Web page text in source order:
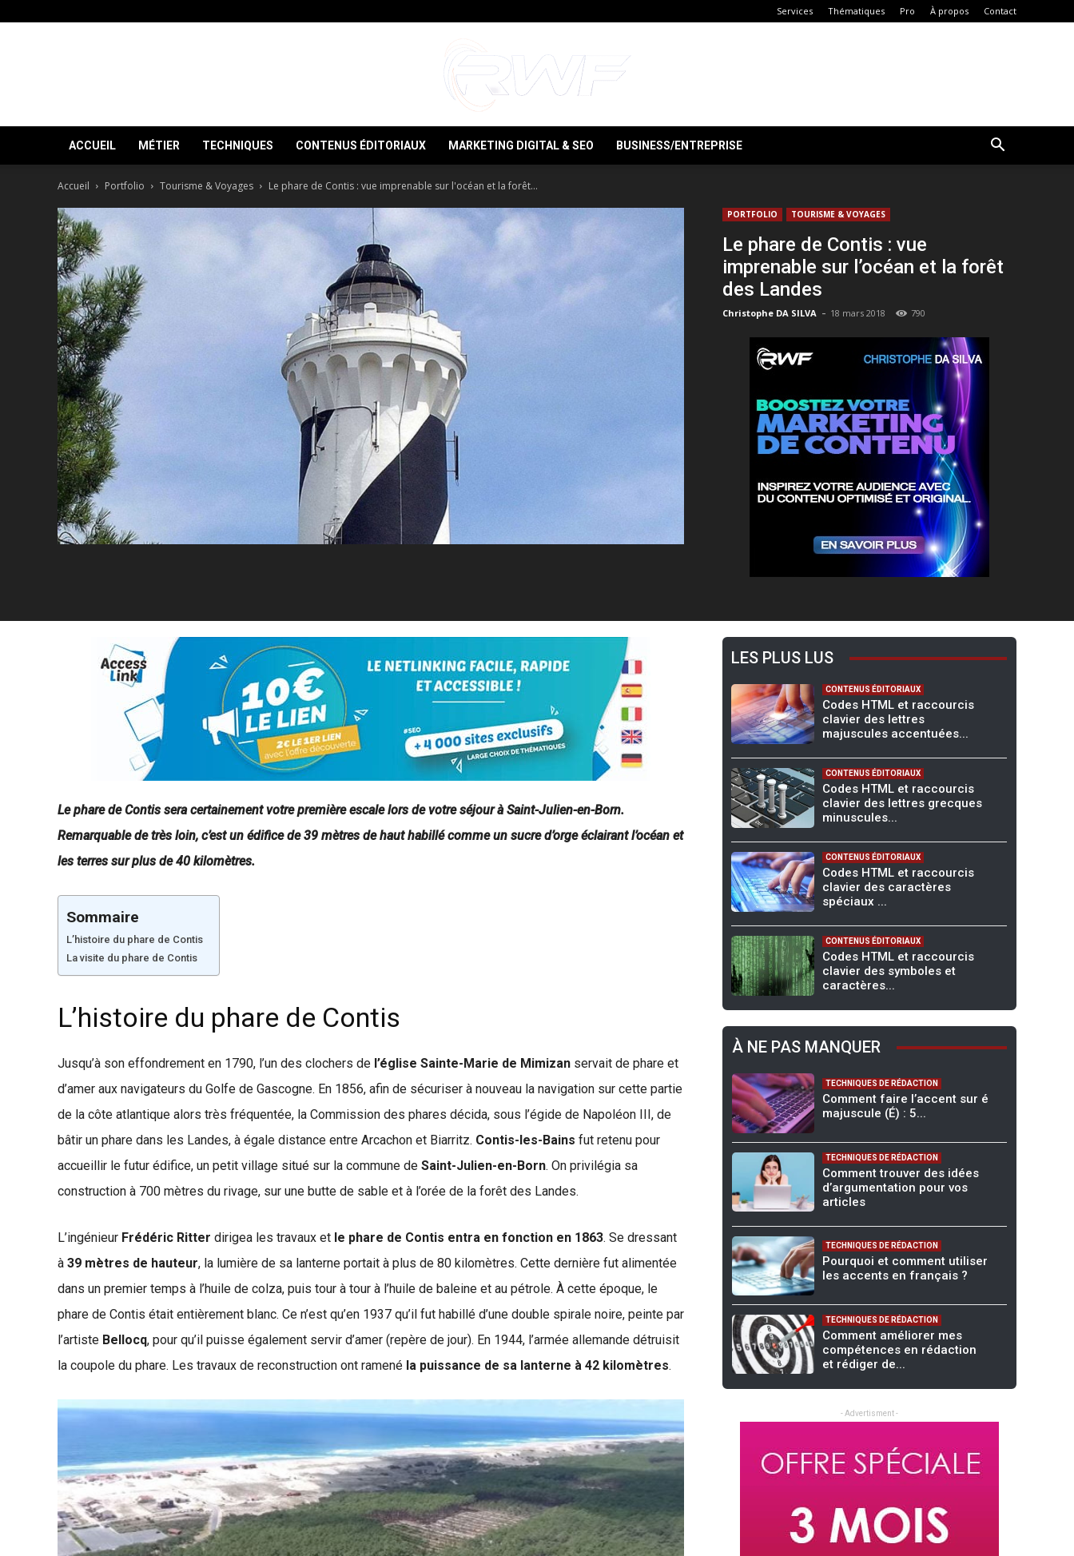
Services Thématiques Pro À propos Contact
ACCUEIL MÉTIER TECHNIQUES CONTENUS ÉDITORIAUX MARKETING DIGITAL & SEO BUSINESS/ENTREPRISE
Accueil Portfolio Tourisme & Voyages Le phare de Contis : vue imprenable sur l'océan et la forêt...
PORTFOLIO TOURISME & VOYAGES
Le phare de Contis : vue
imprenable sur l’océan et la forêt
des Landes
Christophe DA SILVA - 18 mars 2018 790
Le phare de Contis sera certainement votre première escale lors de votre séjour à Saint-Julien-en-Born.
Remarquable de très loin, c’est un édifice de 39 mètres de haut habillé comme un sucre d’orge éclairant l’océan et
les terres sur plus de 40 kilomètres.
Sommaire
L’histoire du phare de Contis
La visite du phare de Contis
L’histoire du phare de Contis
Jusqu’à son effondrement en 1790, l’un des clochers de l’église Sainte-Marie de Mimizan servait de phare et
d’amer aux navigateurs du Golfe de Gascogne. En 1856, afin de sécuriser à nouveau la navigation sur cette partie
de la côte atlantique alors très fréquentée, la Commission des phares décida, sous l’égide de Napoléon III, de
bâtir un phare dans les Landes, à égale distance entre Arcachon et Biarritz. Contis-les-Bains fut retenu pour
accueillir le futur édifice, un petit village situé sur la commune de Saint-Julien-en-Born. On privilégia sa
construction à 700 mètres du rivage, sur une butte de sable et à l’orée de la forêt des Landes.
L’ingénieur Frédéric Ritter dirigea les travaux et le phare de Contis entra en fonction en 1863. Se dressant
à 39 mètres de hauteur, la lumière de sa lanterne portait à plus de 80 kilomètres. Cette dernière fut alimentée
dans un premier temps à l’huile de colza, puis tour à tour à l’huile de baleine et au pétrole. À cette époque, le
phare de Contis était entièrement blanc. Ce n’est qu’en 1937 qu’il fut habillé d’une double spirale noire, peinte par
l’artiste Bellocq, pour qu’il puisse également servir d’amer (repère de jour). En 1944, l’armée allemande détruisit
la coupole du phare. Les travaux de reconstruction ont ramené la puissance de sa lanterne à 42 kilomètres.
LES PLUS LUS
CONTENUS ÉDITORIAUX
Codes HTML et raccourcis
clavier des lettres
majuscules accentuées...
CONTENUS ÉDITORIAUX
Codes HTML et raccourcis
clavier des lettres grecques
minuscules...
CONTENUS ÉDITORIAUX
Codes HTML et raccourcis
clavier des caractères
spéciaux ...
CONTENUS ÉDITORIAUX
Codes HTML et raccourcis
clavier des symboles et
caractères...
À NE PAS MANQUER
TECHNIQUES DE RÉDACTION
Comment faire l’accent sur é
majuscule (É) : 5...
TECHNIQUES DE RÉDACTION
Comment trouver des idées
d’argumentation pour vos
articles
TECHNIQUES DE RÉDACTION
Pourquoi et comment utiliser
les accents en français ?
TECHNIQUES DE RÉDACTION
Comment améliorer mes
compétences en rédaction
et rédiger de...
- Advertisment -